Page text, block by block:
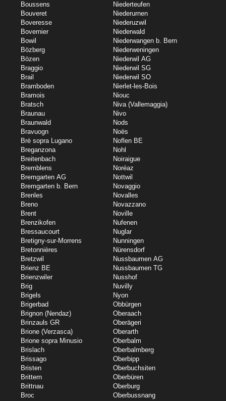
Boussens
Bouveret
Boveresse
Bovernier
Bowil
Bözberg
Bözen
Braggio
Brail
Bramboden
Bramois
Bratsch
Braunau
Braunwald
Bravuogn
Brè sopra Lugano
Breganzona
Breitenbach
Bremblens
Bremgarten AG
Bremgarten b. Bern
Brenles
Breno
Brent
Brenzikofen
Bressaucourt
Bretigny-sur-Morrens
Bretonnières
Bretzwil
Brienz BE
Brienzwiler
Brig
Brigels
Brigerbad
Brignon (Nendaz)
Brinzauls GR
Brione (Verzasca)
Brione sopra Minusio
Brislach
Brissago
Bristen
Brittern
Brittnau
Broc
Niederteufen
Niederurnen
Niederuzwil
Niederwald
Niederwangen b. Bern
Niederweningen
Niederwil AG
Niederwil SG
Niederwil SO
Nierlet-les-Bois
Niouc
Niva (Vallemaggia)
Nivo
Nods
Noës
Noflen BE
Nohl
Noiraigue
Noréaz
Nottwil
Novaggio
Novalles
Novazzano
Noville
Nufenen
Nuglar
Nunningen
Nürensdorf
Nussbaumen AG
Nussbaumen TG
Nusshof
Nuvilly
Nyon
Obbürgen
Oberaach
Oberägeri
Oberarth
Oberbalm
Oberbalmberg
Oberbipp
Oberbuchsiten
Oberbüren
Oberburg
Oberbussnang